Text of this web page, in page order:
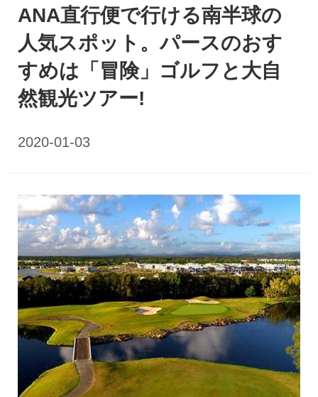
ANA直行便で行ける南半球の
人気スポット。パースのおす
すめは「冒険」ゴルフと大自
然観光ツアー!